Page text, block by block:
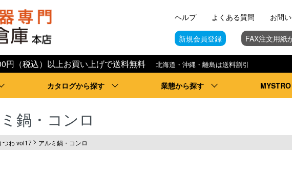
円（税込）以上お買い上げで送料無料 北海道・沖縄・離島は送料割引
カタログから探す 業態から探す MYSTRO
ヘルプ よくある質問 お問
新規会員登録 FAX注文用紙
鍋・コンロ
つわ vol17 アルミ鍋・コンロ